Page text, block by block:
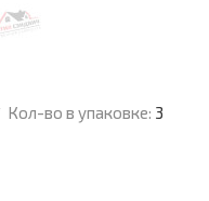
Кол-во в упаковке: 3